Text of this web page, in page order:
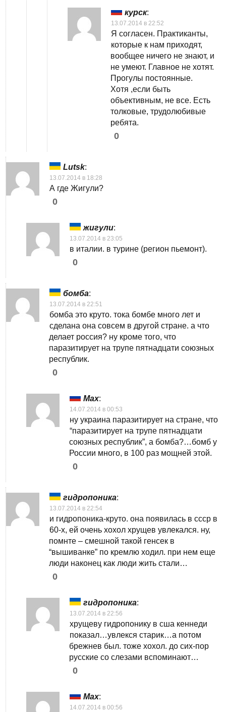
курск:
13.07.2014 в 22:52
Я согласен. Практиканты,
которые к нам приходят,
вообщее ничего не знают, и
не умеют. Главное не хотят.
Прогулы постоянные.
Хотя ,если быть
объективным, не все. Есть
толковые, трудолюбивые
ребята.
0
Lutsk:
13.07.2014 в 18:28
А где Жигули?
0
жигули:
13.07.2014 в 23:05
в италии. в турине (регион пьемонт).
0
бомба:
13.07.2014 в 22:51
бомба это круто. тока бомбе много лет и
сделана она совсем в другой стране. а что
делает россия? ну кроме того, что
паразитирует на трупе пятнадцати союзных
республик.
0
Max:
14.07.2014 в 00:53
ну украина паразитирует на стране, что
“паразитирует на трупе пятнадцати
союзных республик”, а бомба?…бомб у
России много, в 100 раз мощней этой.
0
гидропоника:
13.07.2014 в 22:54
и гидропоника-круто. она появилась в ссср в
60-х, ей очень хохол хрущев увлекался. ну,
помнте – смешной такой генсек в
“вышиванке” по кремлю ходил. при нем еще
люди наконец как люди жить стали…
0
гидропоника:
13.07.2014 в 22:56
хрущеву гидропонику в сша кеннеди
показал…увлекся старик…а потом
брежнев был. тоже хохол. до сих-пор
русские со слезами вспоминают…
0
Max:
14.07.2014 в 00:56